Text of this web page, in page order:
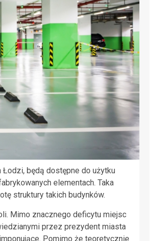
będą dostępne do użytku
elementach. Taka
struktury takich budynków.
Mimo znacznego deficytu miejsc
przez prezydent miasta
Pomimo że teoretycznie